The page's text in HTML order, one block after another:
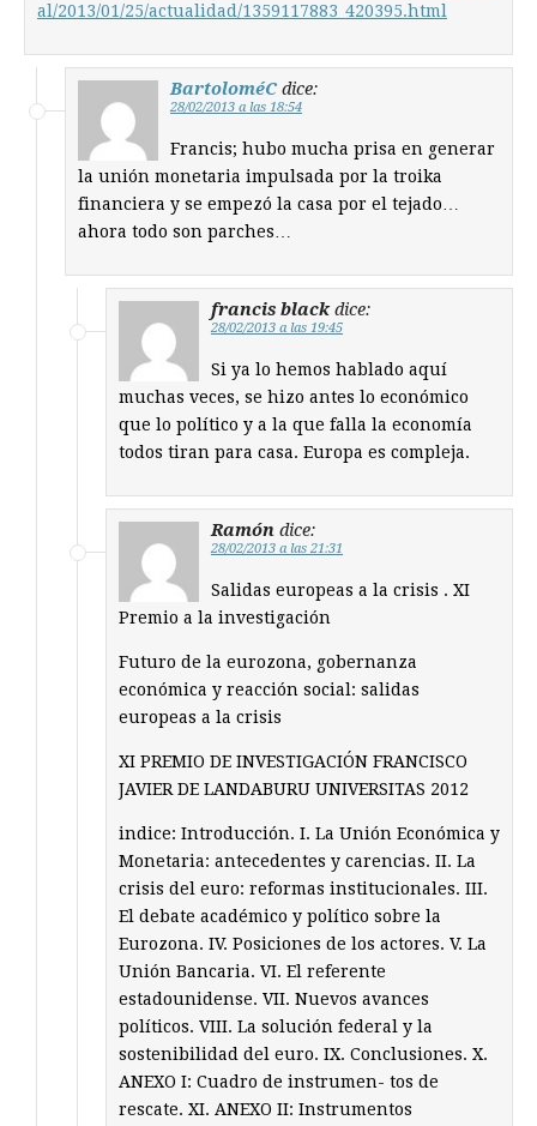
al/2013/01/25/actualidad/1359117883_420395.html
BartoloméC dice:
28/02/2013 a las 18:54
Francis; hubo mucha prisa en generar
la unión monetaria impulsada por la troika
financiera y se empezó la casa por el tejado…
ahora todo son parches…
francis black dice:
28/02/2013 a las 19:45
Si ya lo hemos hablado aquí
muchas veces, se hizo antes lo económico
que lo político y a la que falla la economía
todos tiran para casa. Europa es compleja.
Ramón dice:
28/02/2013 a las 21:31
Salidas europeas a la crisis . XI
Premio a la investigación
Futuro de la eurozona, gobernanza
económica y reacción social: salidas
europeas a la crisis
XI PREMIO DE INVESTIGACIÓN FRANCISCO
JAVIER DE LANDABURU UNIVERSITAS 2012
indice: Introducción. I. La Unión Económica y
Monetaria: antecedentes y carencias. II. La
crisis del euro: reformas institucionales. III.
El debate académico y político sobre la
Eurozona. IV. Posiciones de los actores. V. La
Unión Bancaria. VI. El referente
estadounidense. VII. Nuevos avances
políticos. VIII. La solución federal y la
sostenibilidad del euro. IX. Conclusiones. X.
ANEXO I: Cuadro de instrumen- tos de
rescate. XI. ANEXO II: Instrumentos